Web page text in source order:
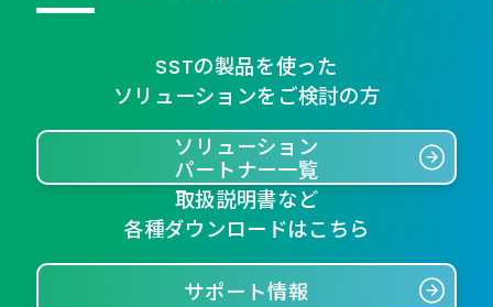
SSTの製品を使った
ソリューションをご検討の方
ソリューション
パートナー一覧
取扱説明書など
各種ダウンロードはこちら
サポート情報